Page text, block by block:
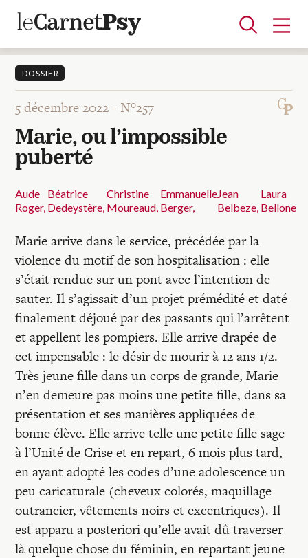
Articles
A la une
Adolescence
Dispositif
Enfance
Périnatalité
Psychanalyse
Psychopathologie
Soin
Dossiers
Auteurs
Blocs-notes
Recherches
Entretiens
Revues
Colloque
Mon panier
Mon compte
DOSSIER
5 décembre 2022 -N°257
Marie, ou l’impossible
puberté
Aude
Roger
Béatrice
Dedeystère
Christine
Moureaud
Emmanuelle
Berger
Jean
Belbeze
Laura
Bellone
Marie arrive dans le service, précédée par la
violence du motif de son hospitalisation : elle
s’était rendue sur un pont avec l’intention de
sauter. Il s’agissait d’un projet prémédité et daté
finalement déjoué par des passants qui l’arrêtent
et appellent les pompiers. Elle arrive drapée de
cet impensable : le désir de mourir à 12 ans 1/2.
Très jeune fille dans un corps de grande, Marie
n’en demeure pas moins une petite fille, dans sa
présentation et ses manières appliquées de
bonne élève. Elle arrive telle une petite fille sage
à l’Unité de Crise et en repart, 6 mois plus tard,
en ayant adopté les codes d’une adolescence un
peu caricaturale (cheveux colorés, maquillage
outrancier, vêtements noirs et excentriques). Il
est apparu a posteriori qu’elle avait dû traverser
là quelque chose du féminin, en repartant jeune